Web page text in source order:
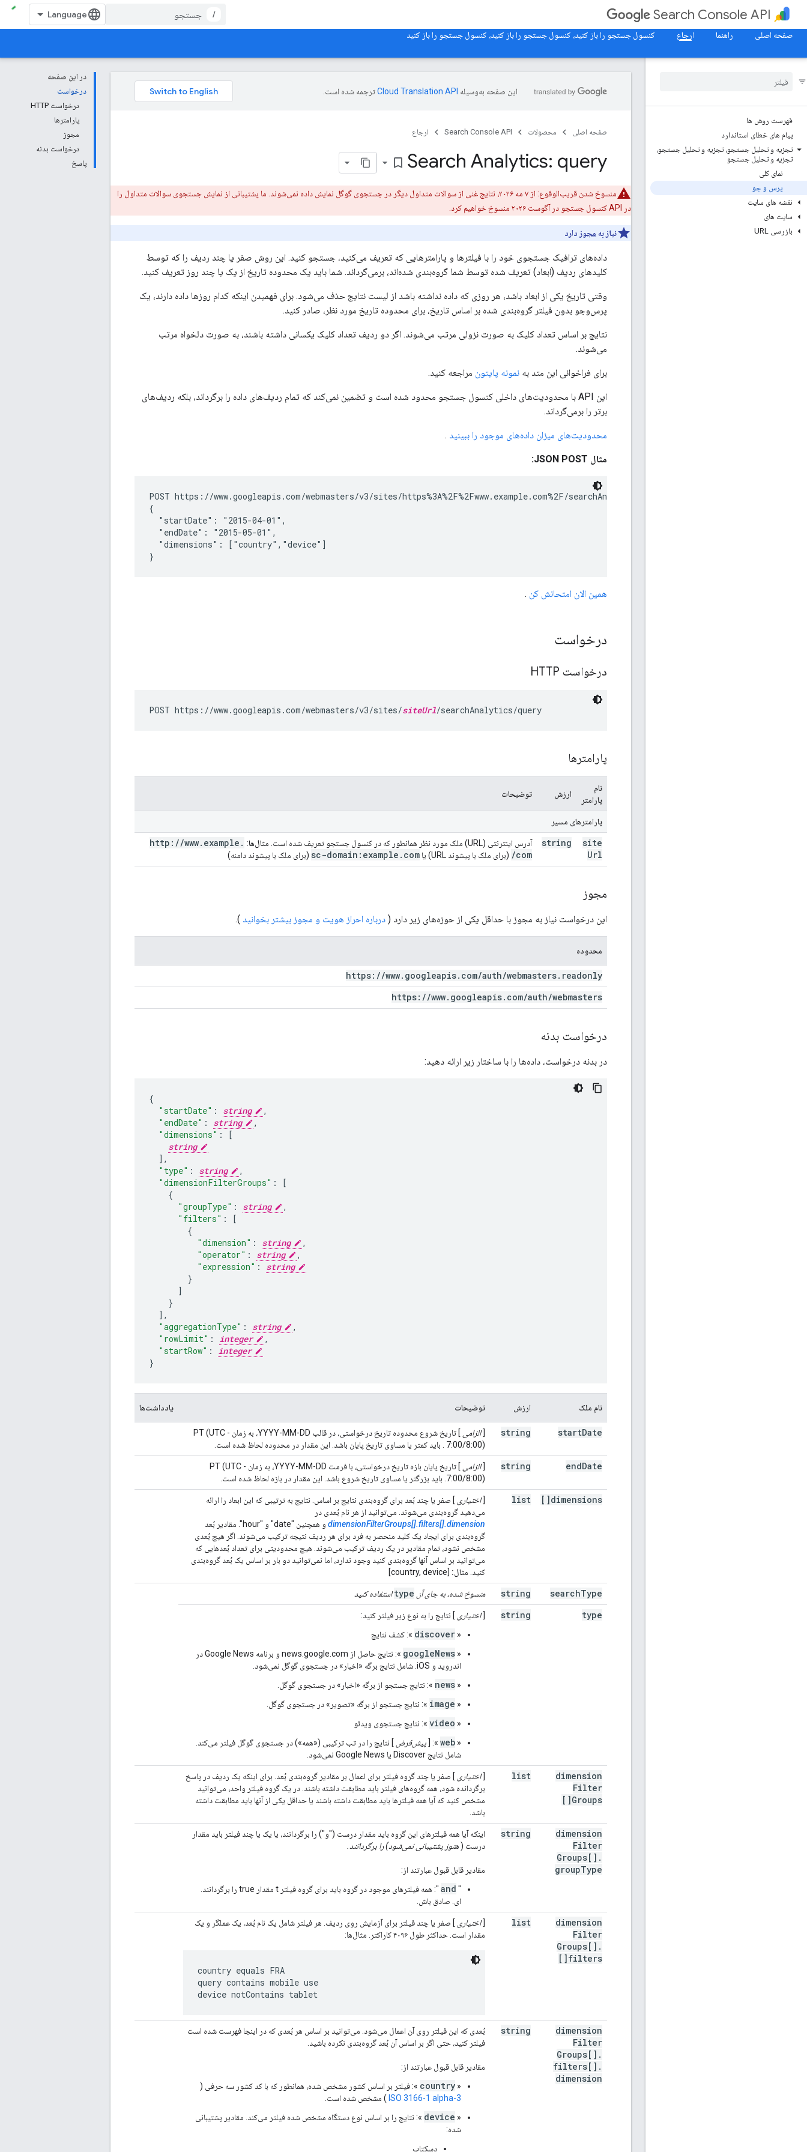
Search Console API
/
صفحه اصلی
راهنما ارجاع کنسول جستجو را باز کنید، کنسول جستجو را باز کنید، کنسول جستجو را باز کنید
فهرست روش ها
پیام های خطای استاندارد
تجزیه و تحلیل جستجو، تجزیه و تحلیل جستجو،
تجزیه و تحلیل جستجو
نمای کلی
پرس و جو
نقشه های سایت
سایت های
بازرسی URL
در این صفحه
درخواست
درخواست HTTP
پارامترها
مجوز
درخواست بدنه
پاسخ
این صفحه به‌وسیله ترجمه شده است.
صفحه اصلی محصولات Search Console API ارجاع
Search Analytics: query
bookmark_border
منسوخ شدن قریب‌الوقوع: از ۷ مه ۲۰۲۶، نتایج غنی از سوالات متداول دیگر در جستجوی گوگل نمایش داده نمی‌شوند. ما پشتیبانی از نمایش جستجوی سوالات متداول را
در API کنسول جستجو در آگوست ۲۰۲۶ منسوخ خواهیم کرد.
نیاز به مجوز دارد
داده‌های ترافیک جستجوی خود را با فیلترها و پارامترهایی که تعریف می‌کنید، جستجو کنید. این روش صفر یا چند ردیف را که توسط
کلیدهای ردیف (ابعاد) تعریف شده توسط شما گروه‌بندی شده‌اند، برمی‌گرداند. شما باید یک محدوده تاریخ از یک یا چند روز تعریف کنید.
وقتی تاریخ یکی از ابعاد باشد، هر روزی که داده نداشته باشد از لیست نتایج حذف می‌شود. برای فهمیدن اینکه کدام روزها داده دارند، یک
پرس‌وجو بدون فیلتر گروه‌بندی شده بر اساس تاریخ، برای محدوده تاریخ مورد نظر، صادر کنید.
نتایج بر اساس تعداد کلیک به صورت نزولی مرتب می‌شوند. اگر دو ردیف تعداد کلیک یکسانی داشته باشند، به صورت دلخواه مرتب
می‌شوند.
برای فراخوانی این متد به نمونه پایتون مراجعه کنید.
این API با محدودیت‌های داخلی کنسول جستجو محدود شده است و تضمین نمی‌کند که تمام ردیف‌های داده را برگرداند، بلکه ردیف‌های
برتر را برمی‌گرداند.
محدودیت‌های میزان داده‌های موجود را ببینید .
مثال JSON POST:
POST https://www.googleapis.com/webmasters/v3/sites/https%3A%2F%2Fwww.example.com%2F/searchAnalytics/query?key={MY_API_KEY}
{
  "startDate": "2015-04-01",
  "endDate": "2015-05-01",
  "dimensions": ["country","device"]
}
همین الان امتحانش کن .
درخواست
درخواست HTTP
POST https://www.googleapis.com/webmasters/v3/sites/siteUrl/searchAnalytics/query
پارامترها
نام
پارامتر
ارزش توضیحات
پارامترهای مسیر
site
Url
string آدرس اینترنتی (URL) ملک مورد نظر همانطور که در کنسول جستجو تعریف شده است. مثال‌ها: http: //www. example .
com
/ (برای ملک با پیشوند URL) یا sc-domain:example . com (برای ملک با پیشوند دامنه)
مجوز
این درخواست نیاز به مجوز با حداقل یکی از حوزه‌های زیر دارد ( درباره احراز هویت و مجوز بیشتر بخوانید ).
محدوده
https: //www. googleapis. com/auth/webmasters. readonly
https: //www. googleapis. com/auth/webmasters
درخواست بدنه
در بدنه درخواست، داده‌ها را با ساختار زیر ارائه دهید:
"startDate" : string
,
"endDate" : string
,
"dimensions" :
[
string
],
"type" : string
,
"dimensionFilterGroups" :
[
"groupType" : string
,
"filters" :
[
"dimension" : string
,
"operator" : string
,
"expression" :
string
]
],
"aggregationType" : string
,
"rowLimit" : integer
,
"startRow" :
integer
}
نام ملک ارزش توضیحات یادداشت‌ها
startDate
string
[الزامی ] تاریخ شروع محدوده تاریخ درخواستی، در قالب YYYY-MM-DD، به
زمان PT (UTC -
7:00/8:00) . باید کمتر یا مساوی تاریخ پایان باشد. این مقدار در محدوده لحاظ شده است.
endDate
string
[الزامی
] تاریخ پایان بازه تاریخ درخواستی، با فرمت YYYY-MM-DD، به زمان PT (UTC -
7:00/8:00). باید بزرگتر یا مساوی تاریخ شروع باشد. این مقدار در بازه لحاظ شده است.
dimensions[]
list
[اختیاری ] صفر یا چند بُعد برای گروه‌بندی نتایج بر اساس. نتایج به ترتیبی که این ابعاد را ارائه
می‌دهید گروه‌بندی می‌شوند. می‌توانید از هر نام بُعدی در
dimensionFilterGroups[].filters[].dimension و همچنین "date" و "hour".
مقادیر بُعد
گروه‌بندی برای ایجاد یک کلید منحصر به فرد برای هر ردیف نتیجه ترکیب می‌شوند. اگر هیچ بُعدی
مشخص نشود، تمام مقادیر در یک ردیف ترکیب می‌شوند. هیچ محدودیتی برای تعداد بُعدهایی که
می‌توانید بر اساس آنها گروه‌بندی کنید وجود ندارد، اما نمی‌توانید دو بار بر اساس یک بُعد گروه‌بندی
کنید. مثال: [country, device]
searchType
string منسوخ شده، به جای آن typeاستفاده کنید
type
string
[اختیاری ] نتایج را به نوع زیر فیلتر کنید:
«
discover »: کشف نتایج
«
googleNews
»: نتایج حاصل از news.google.com و برنامه Google News در
اندروید و iOS. شامل نتایج برگه «اخبار» در جستجوی گوگل نمی‌شود.
«
news »: نتایج جستجو از برگه «اخبار» در جستجوی گوگل.
«
image »: نتایج جستجو از برگه «تصویر» در جستجوی گوگل.
«
video »: نتایج جستجوی ویدئو
«
web
»: [ پیش‌فرض
] نتایج را در تب ترکیبی («همه») در جستجوی گوگل فیلتر می‌کند.
شامل نتایج Discover یا Google News نمی‌شود.
dimension
Filter
Groups[]
list
[اختیاری ] صفر یا چند گروه فیلتر برای اعمال بر مقادیر گروه‌بندی بُعد. برای اینکه یک ردیف در پاسخ
برگردانده شود، همه گروه‌های فیلتر باید مطابقت داشته باشند. در یک گروه فیلتر واحد، می‌توانید
مشخص کنید که آیا همه فیلترها باید مطابقت داشته باشند یا حداقل یکی از آنها باید مطابقت داشته
باشد.
dimension
Filter
Groups[] .
groupType
string
اینکه آیا همه فیلترهای این گروه باید مقدار درست ("و") را برگردانند، یا یک یا چند فیلتر باید مقدار
درست (هنوز پشتیبانی نمی‌شود) را برگردانند.
مقادیر قابل قبول عبارتند از:
"
and
": همه فیلترهای موجود در گروه باید برای گروه فیلتر t مقدار true را برگردانند.
ای. صادق باش.
dimension
Filter
Groups[] .
filters[]
list
[اختیاری ] صفر یا چند فیلتر برای آزمایش روی ردیف. هر فیلتر شامل یک نام بُعد، یک عملگر و یک
مقدار است. حداکثر طول ۴۰۹۶ کاراکتر. مثال‌ها:
country equals FRA
query contains mobile use
device notContains tablet
dimension
Filter
Groups[] .
filters[] .
dimension
string
بُعدی که این فیلتر روی آن اعمال می‌شود. می‌توانید بر اساس هر بُعدی که در اینجا فهرست شده است
فیلتر کنید، حتی اگر بر اساس آن بُعد گروه‌بندی نکرده باشید.
مقادیر قابل قبول عبارتند از:
«
country »: فیلتر بر اساس کشور مشخص شده، همانطور که با کد کشور سه حرفی (
ISO 3166-1 alpha-3 ) مشخص شده است.
«
device »: نتایج را بر اساس نوع دستگاه مشخص شده فیلتر می‌کند. مقادیر پشتیبانی
شده:
دسکتاپ